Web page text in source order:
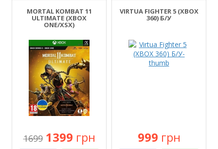
MORTAL KOMBAT 11
ULTIMATE (XBOX
ONE/XSX)
1699 1399 грн
VIRTUA FIGHTER 5 (XBOX
360) Б/У
999 грн